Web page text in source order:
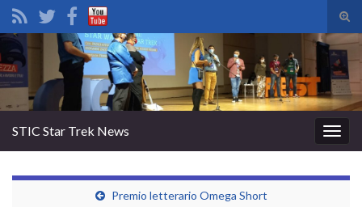
il
di
Search for:
la
STIC Star Trek News
Premio letterario Omega Short